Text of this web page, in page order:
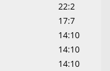
22:2
17:7
14:10
14:10
14:10